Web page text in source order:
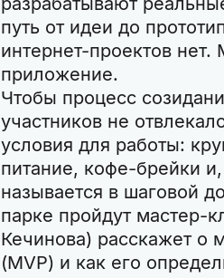
путь от идеи до
интернет-проектов
приложение.
Чтобы процесс
участников не
условия для работы:
питание, кофе-брейки
называется в шаговой
парке пройдут мастер-
Кечинова) расскажет о
(MVP) и как его